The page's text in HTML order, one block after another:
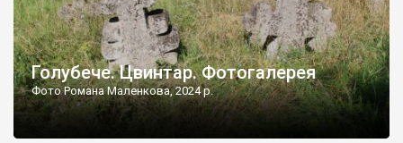
Голубече. Цвинтар. Фотогалерея
Фото Романа Маленкова, 2024 р.